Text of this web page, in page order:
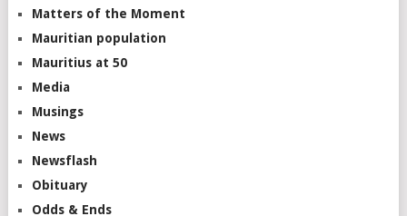
Matters of the Moment
Mauritian population
Mauritius at 50
Media
Musings
News
Newsflash
Obituary
Odds & Ends